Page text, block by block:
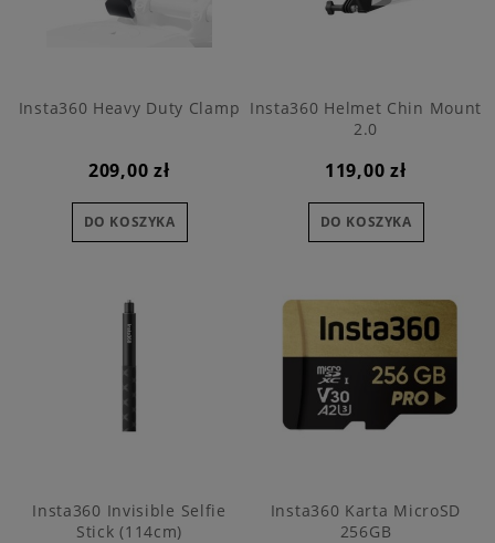
Insta360 Heavy Duty Clamp
209,00 zł
DO KOSZYKA
Insta360 Helmet Chin Mount
2.0
119,00 zł
DO KOSZYKA
Insta360 Invisible Selfie
Stick (114cm)
Insta360 Karta MicroSD
256GB